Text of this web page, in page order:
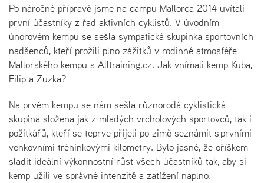
Po náročné přípravě jsme na campu Mallorca 2014 uvítali
první účastníky z řad aktivních cyklistů. V úvodním
únorovém kempu se sešla sympatická skupinka sportovních
nadšenců, kteří prožili plno zážitků v rodinné atmosféře
Mallorského kempu s Alltraining.cz. Jak vnímali kemp Kuba,
Filip a Zuzka?
Na prvém kempu se nám sešla různorodá cyklistická
skupina složena jak z mladých vrcholových sportovců, tak i
požitkářů, kteří se teprve přijeli po zimě seznámit s prvními
venkovními tréninkovými kilometry. Bylo jasné, že oříškem
sladit ideální výkonnostní růst všech účastníků tak, aby si
kemp užili ve správné intenzitě a zatížení naplno.